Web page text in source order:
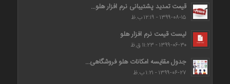
قیمت تمدید پشتیبانی نرم افزار هلو...
۱۳۹۹-۰۸-۱۵ - ۱۲:۱۹ ب.ظ
لیست قیمت نرم افزار هلو
۱۳۹۹-۰۶-۳۰ - ۱۱:۲۳ ق.ظ
جدول مقایسه امکانات هلو فروشگاهی...
۱۳۹۹-۰۶-۲۷ - ۱:۲۱ ب.ظ